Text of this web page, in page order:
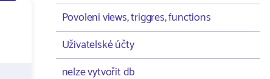
Povoleni views, triggres, functions
Uživatelské účty
nelze vytvořit db